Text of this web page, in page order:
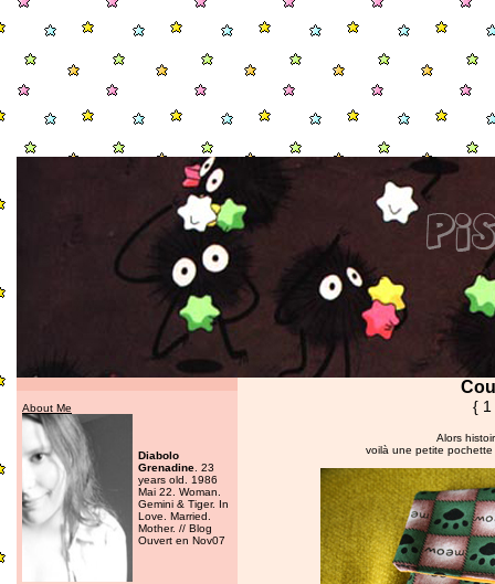
About Me
Diabolo
Grenadine . 23
years old. 1986
Mai 22. Woman.
Gemini & Tiger. In
Love. Married.
Mother. // Blog
Ouvert en Nov07
{ 1
Alors
voilà une petite